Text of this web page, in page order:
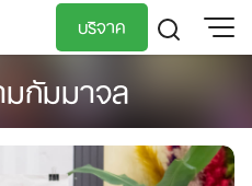
บริจาค
TH
กัมมาจล